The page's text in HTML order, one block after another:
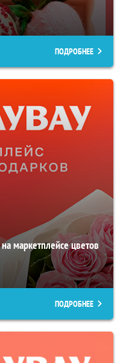
ПОДРОБНЕЕ
маркетплейсе цветов
ПОДРОБНЕЕ